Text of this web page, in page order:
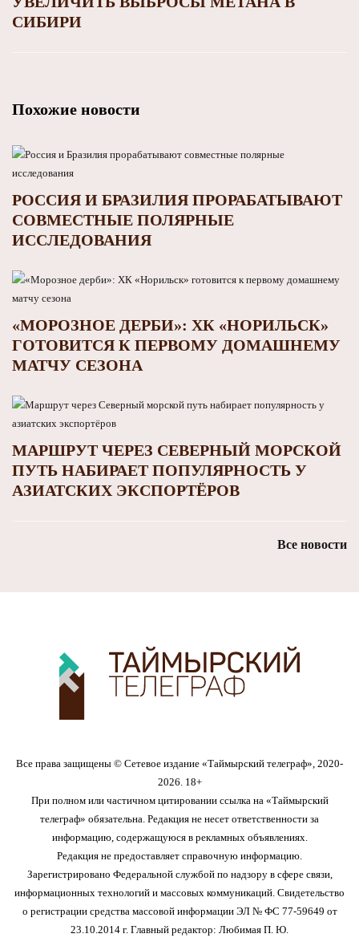
СИБИРИ
Похожие новости
РОССИЯ И БРАЗИЛИЯ ПРОРАБАТЫВАЮТ
СОВМЕСТНЫЕ ПОЛЯРНЫЕ
ИССЛЕДОВАНИЯ
«МОРОЗНОЕ ДЕРБИ»: ХК «НОРИЛЬСК»
ГОТОВИТСЯ К ПЕРВОМУ ДОМАШНЕМУ
МАТЧУ СЕЗОНА
МАРШРУТ ЧЕРЕЗ СЕВЕРНЫЙ МОРСКОЙ
ПУТЬ НАБИРАЕТ ПОПУЛЯРНОСТЬ У
АЗИАТСКИХ ЭКСПОРТЁРОВ
Все новости
Все права защищены © Сетевое издание «Таймырский телеграф», 2020-
2026. 18+
При полном или частичном цитировании ссылка на «Таймырский
телеграф» обязательна. Редакция не несет ответственности за
информацию, содержащуюся в рекламных объявлениях.
Редакция не предоставляет справочную информацию.
Зарегистрировано Федеральной службой по надзору в сфере связи,
информационных технологий и массовых коммуникаций. Свидетельство
о регистрации средства массовой информации ЭЛ № ФС 77-59649 от
23.10.2014 г. Главный редактор: Любимая П. Ю.